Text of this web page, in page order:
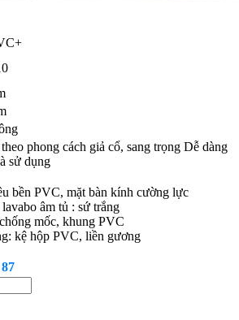
phong cách giả cổ, sang trọng Dễ dàng
sử dụng
bền PVC, mặt bàn kính cường lực
âm tủ : sứ trắng
mốc, khung PVC
kệ hộp PVC, liền gương